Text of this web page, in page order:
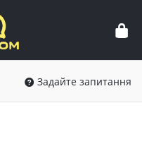
Задайте запитання